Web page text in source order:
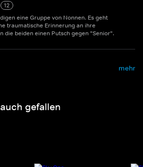
12
eine Gruppe von Nonnen. Es geht
traumatische Erinnerung an ihre
die beiden einen Putsch gegen "Senior".
mehr
gefallen